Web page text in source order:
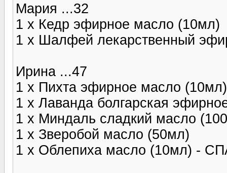
Мария ...32
1 x Кедр эфирное масло (10мл)
1 x Шалфей лекарственный
Ирина ...47
1 x Пихта эфирное масло (10мл)
1 x Лаванда болгарская
1 x Миндаль сладкий масло
1 x Зверобой масло (50мл)
1 x Облепиха масло (10мл) -